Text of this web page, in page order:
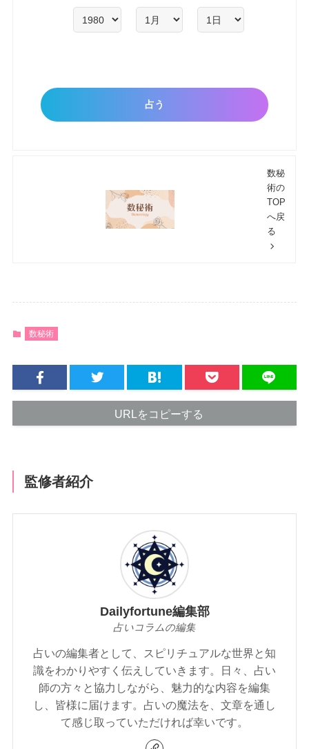
数秘
術の
TOP
へ戻
る
数秘術
URLをコピーする
監修者紹介
Dailyfortune編集部
占いコラムの編集
占いの編集者として、スピリチュアルな世界と知
識をわかりやすく伝えしていきます。日々、占い
師の方々と協力しながら、魅力的な内容を編集
し、皆様に届けます。占いの魔法を、文章を通し
て感じ取っていただければ幸いです。